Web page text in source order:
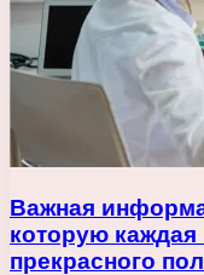
Важная
которую каждая
прекрасного